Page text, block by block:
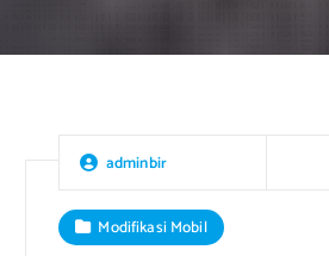
adminbir
Modifikasi Mobil